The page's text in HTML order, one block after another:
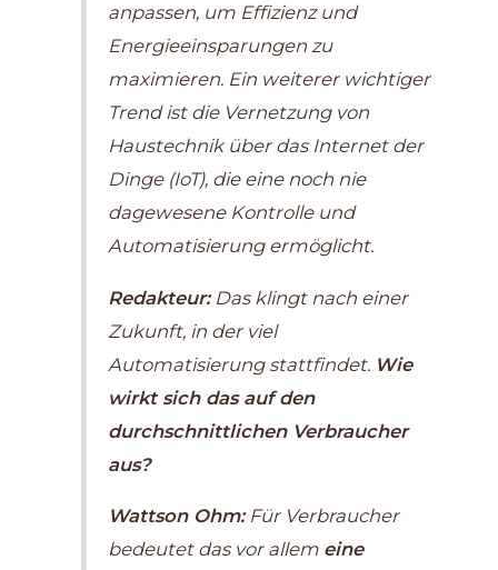
anpassen, um Effizienz und
Energieeinsparungen zu
maximieren. Ein weiterer wichtiger
Trend ist die Vernetzung von
Haustechnik über das Internet der
Dinge (IoT), die eine noch nie
dagewesene Kontrolle und
Automatisierung ermöglicht.
Redakteur:Das klingt nach einer
Zukunft, in der viel
Automatisierung stattfindet. Wie
wirkt sich das auf den
durchschnittlichen Verbraucher
aus?
Wattson Ohm:Für Verbraucher
bedeutet das vor allem eine